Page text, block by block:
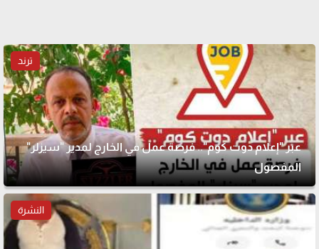
ترند
عبر "إعلام دوت كوم".. فرصة عمل في الخارج لمدير "سيزلر"
المفصول
النشرة